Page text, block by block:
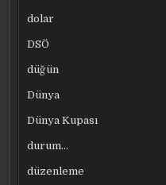
dolar
DSÖ
düğün
Dünya
Dünya Kupası
durum…
düzenleme